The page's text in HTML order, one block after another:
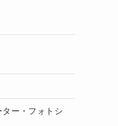
ー・フォトシ